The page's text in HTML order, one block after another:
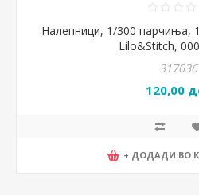
Налепници, 1/300 парчиња,
Lilo&Stitch,
317636
120,00
+ ДОДАДИ ВО